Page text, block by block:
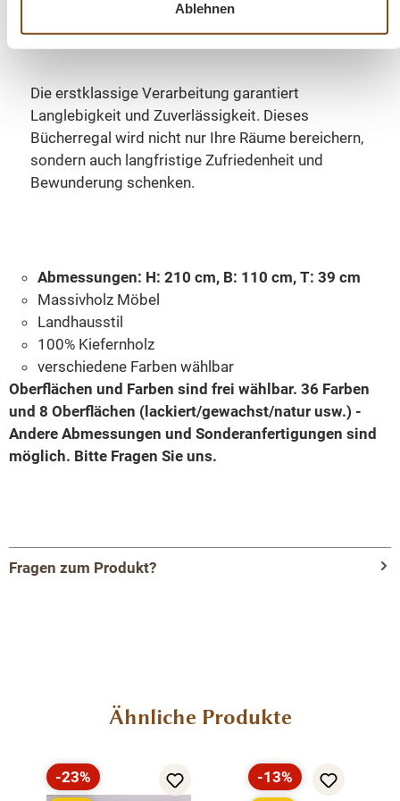
Ablehnen
Die erstklassige Verarbeitung garantiert
Langlebigkeit und Zuverlässigkeit. Dieses
Bücherregal wird nicht nur Ihre Räume bereichern,
sondern auch langfristige Zufriedenheit und
Bewunderung schenken.
Abmessungen: H: 210 cm, B: 110 cm, T: 39 cm
Massivholz Möbel
Landhausstil
100% Kiefernholz
verschiedene Farben wählbar
Oberflächen und Farben sind frei wählbar. 36 Farben
und 8 Oberflächen (lackiert/gewachst/natur usw.) -
Andere Abmessungen und Sonderanfertigungen sind
möglich. Bitte Fragen Sie uns.
Fragen zum Produkt?
Möbelstück
Produktgalerie überspringen
Ähnliche Produkte
Rabatt
-23%
Rabatt
-13%